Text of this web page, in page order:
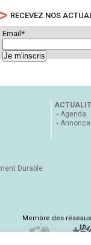
RECEVEZ NOS
Email*
Durable
Agenda
Membre des réseaux